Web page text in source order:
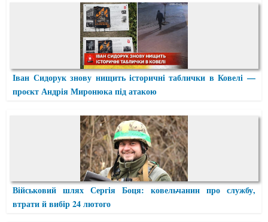
Іван Сидорук знову нищить історичні таблички в Ковелі —
проєкт Андрія Миронюка під атакою
Військовий шлях Сергія Боця: ковельчанин про службу,
втрати й вибір 24 лютого